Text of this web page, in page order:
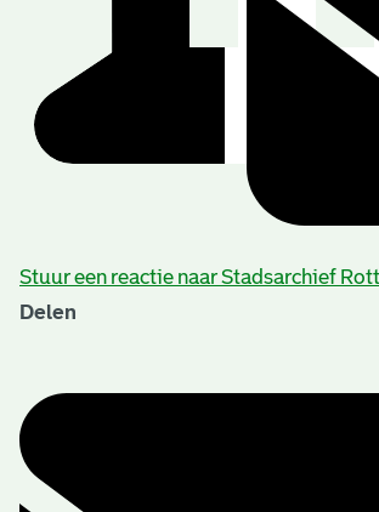
Stuur een reactie naar Stadsarchief
Delen